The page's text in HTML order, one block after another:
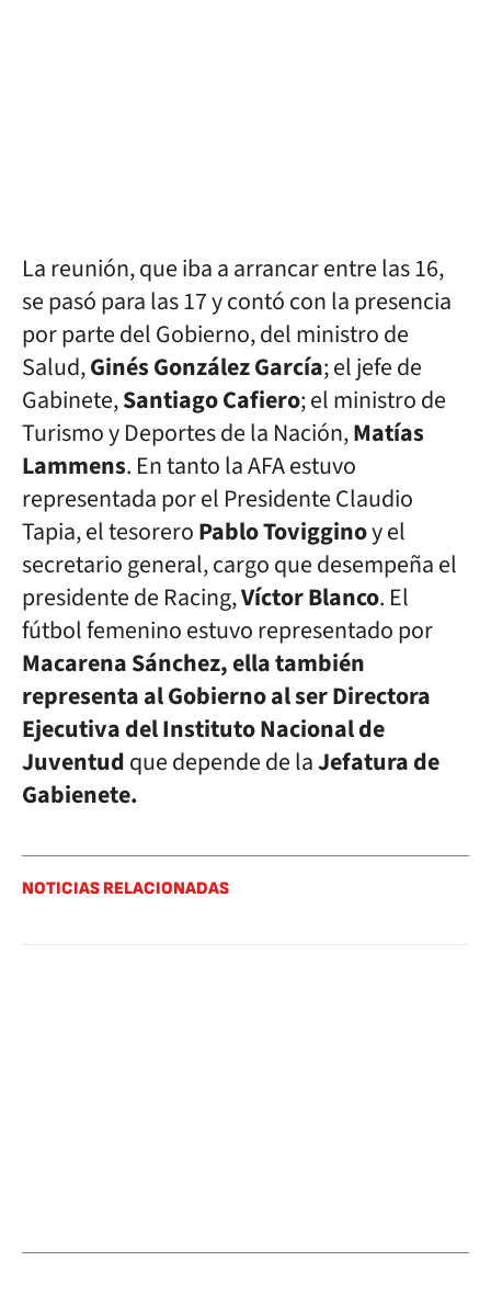
La reunión, que iba a arrancar entre las 16,
se pasó para las 17 y contó con la presencia
por parte del Gobierno, del ministro de
Salud,Ginés González García; el jefe de
Gabinete,Santiago Cafiero; el ministro de
Turismo y Deportes de la Nación,Matías
Lammens. En tanto la AFA estuvo
representada por el Presidente Claudio
Tapia, el tesoreroPablo Tovigginoy el
secretario general, cargo que desempeña el
presidente de Racing,Víctor Blanco. El
fútbol femenino estuvo representado por
Macarena Sánchez, ella también
representa al Gobierno al ser Directora
Ejecutiva del Instituto Nacional de
Juventudque depende de laJefatura de
Gabienete.
NOTICIAS RELACIONADAS